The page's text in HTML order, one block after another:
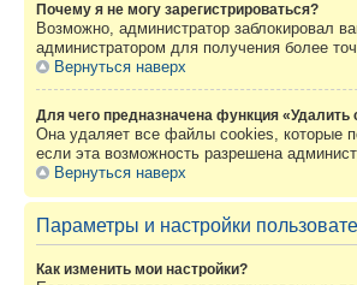
Почему я не могу зарегистрироваться?
Возможно, администратор заблокировал
администратором для получения более
Вернуться наверх
Для чего предназначена функция «Удалить
Она удаляет все файлы cookies, которые
если эта возможность разрешена
Вернуться наверх
Параметры и настройки
Как изменить мои настройки?